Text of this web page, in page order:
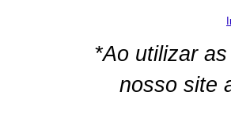
*Ao utilizar
nosso site